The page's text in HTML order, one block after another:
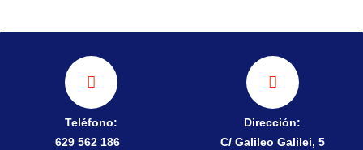
Teléfono:
629 562 186
Dirección:
C/ Galileo Galilei, 5